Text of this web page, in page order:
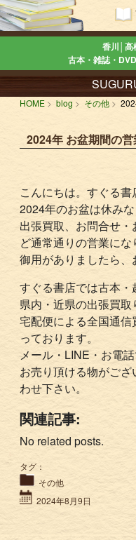
香川│高
古本・雑誌・
HOME blog その他
2024年 お盆期間の
こんにちは。すぐる書
2024年のお盆は休み
出張買取、お問合せ
ど通常通りの営業にな
御用がありましたら、
すぐる書店では古本・
県内・近県の出張買取
宅配便による全国通
っております。
メール・LINE・お電
お売り頂ける物がご
わせ下さい。
関連記事:
No related posts.
タグ：
その他
2024年8月9日